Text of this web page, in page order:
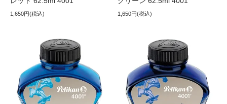
1,650円(税込) 1,650円(税込)